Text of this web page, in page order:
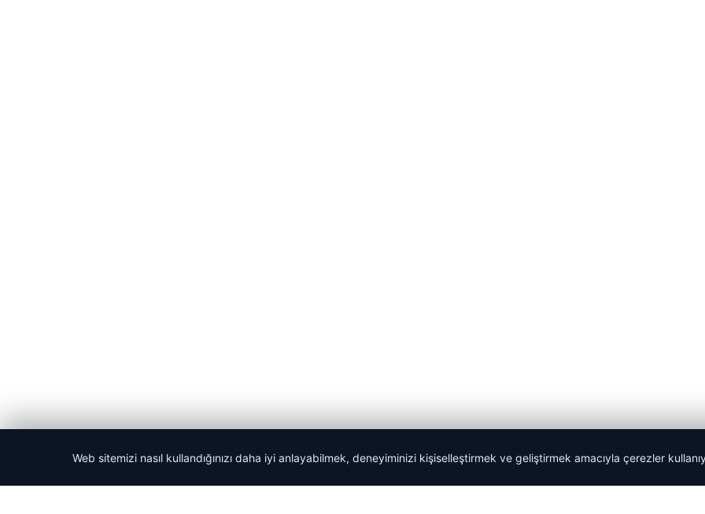
Web sitemizi nasıl kullandığınızı daha iyi anlayabilmek, deneyiminizi kişiselleştirmek ve geliştirmek amacıyla çerezler